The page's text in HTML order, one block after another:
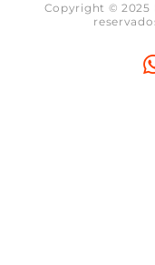
Copyright © 2025